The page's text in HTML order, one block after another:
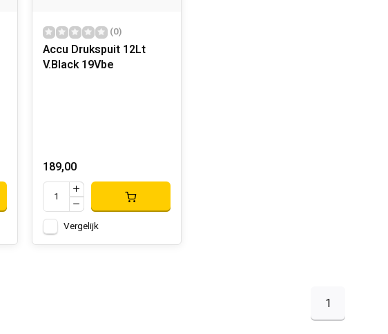
(0)
Accu Drukspuit 12Lt
V.Black 19Vbe
189,00
Vergelijk
1